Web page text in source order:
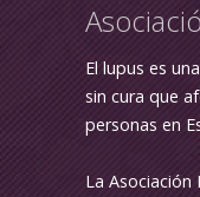
El lupus es
sin cura que
personas en
La Asociación